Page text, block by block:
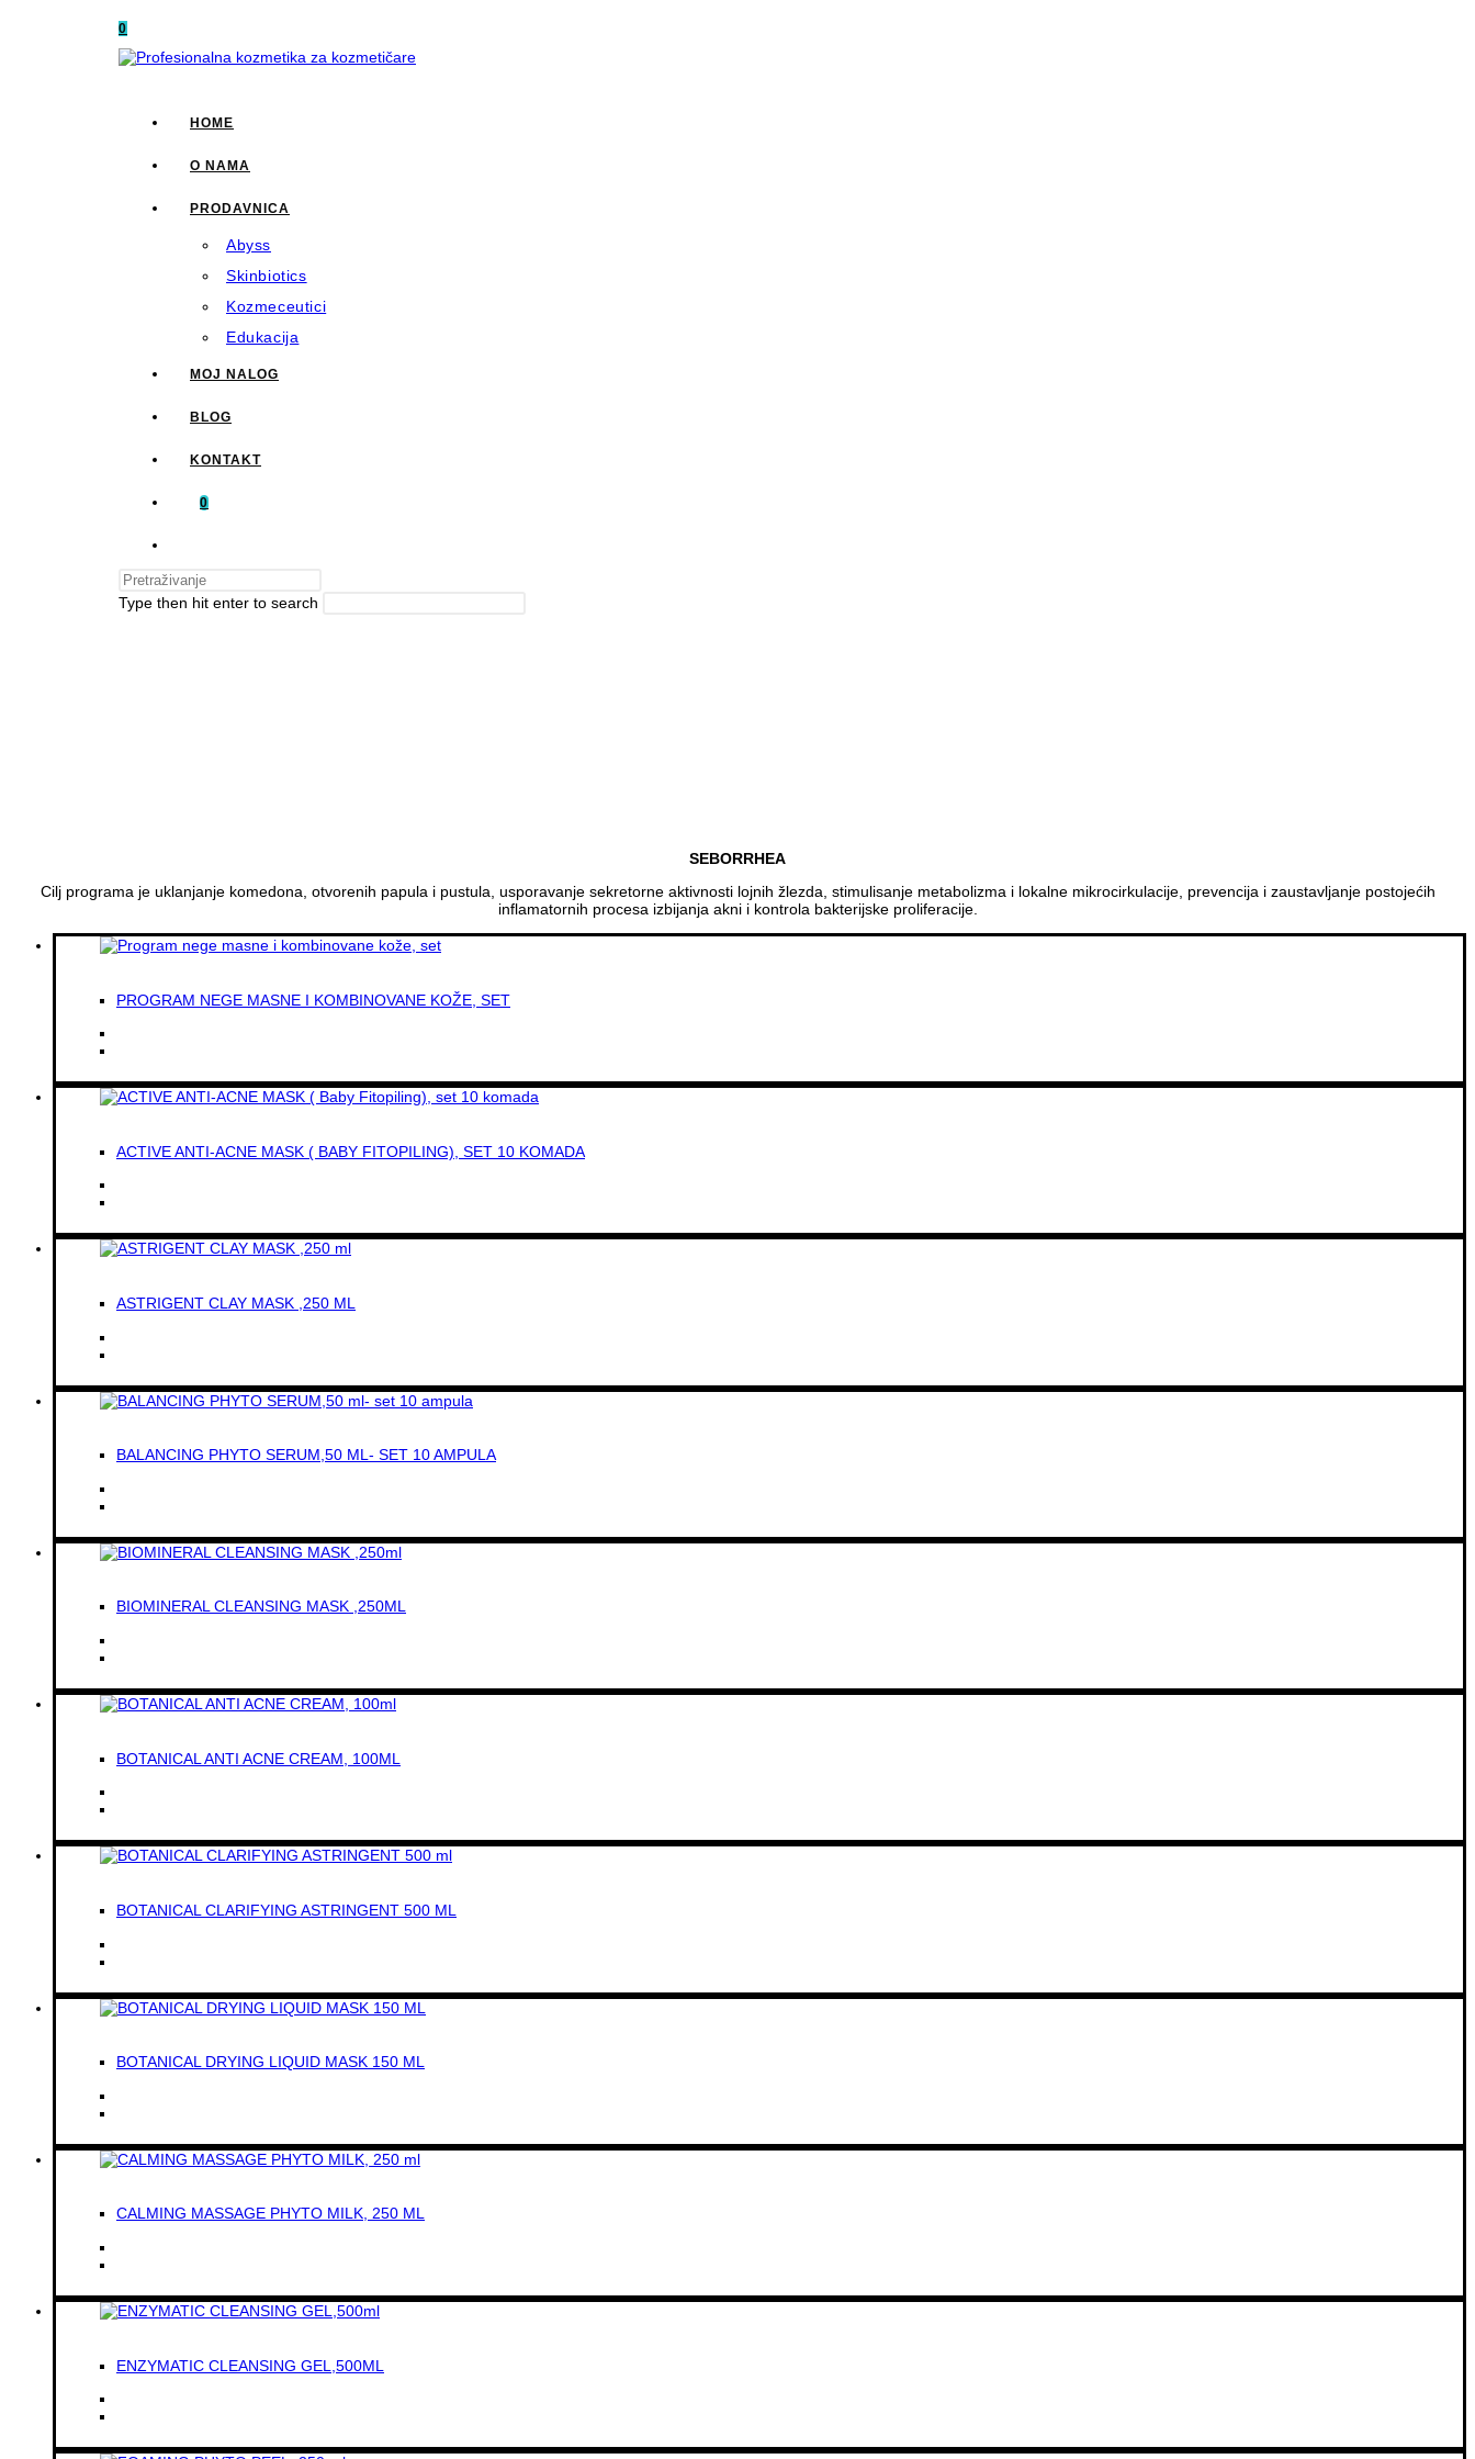
0
HOME
O NAMA
PRODAVNICA
Abyss
Skinbiotics
Kozmeceutici
Edukacija
MOJ NALOG
BLOG
KONTAKT
0
WEBSITE
Type then hit enter to search
SEBORRHEA
Cilj programa je uklanjanje komedona, otvorenih papula i pustula, usporavanje sekretorne aktivnosti lojnih žlezda, stimulisanje metabolizma i lokalne mikrocirkulacije, prevencija i zaustavljanje postojećih
inflamatornih procesa izbijanja akni i kontrola bakterijske proliferacije.
PROGRAM NEGE MASNE I KOMBINOVANE KOŽE, SET
ACTIVE ANTI-ACNE MASK ( BABY FITOPILING), SET 10 KOMADA
ASTRIGENT CLAY MASK ,250 ML
BALANCING PHYTO SERUM,50 ML- SET 10 AMPULA
BIOMINERAL CLEANSING MASK ,250ML
BOTANICAL ANTI ACNE CREAM, 100ML
BOTANICAL CLARIFYING ASTRINGENT 500 ML
BOTANICAL DRYING LIQUID MASK 150 ML
CALMING MASSAGE PHYTO MILK, 250 ML
ENZYMATIC CLEANSING GEL,500ML